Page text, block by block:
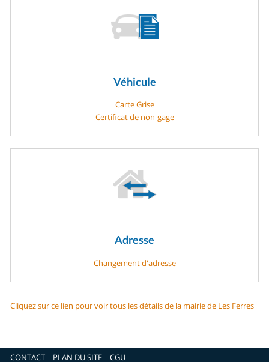
Véhicule
Carte Grise
Certificat de non-gage
Adresse
Changement d'adresse
Cliquez sur ce lien pour voir tous les détails de la mairie de Les Ferres
CONTACT PLAN DU SITE CGU